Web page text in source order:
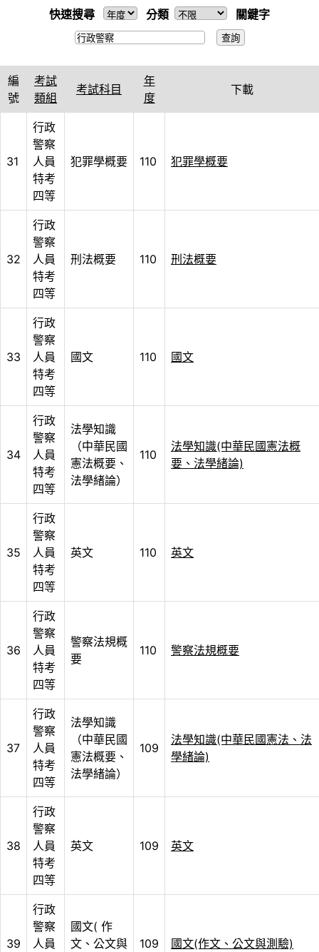
快速搜尋 分類 關鍵字
編
號
考試
類組
考試科目
年
度
下載
31
行政
警察
人員
特考
四等
犯罪學概要 110 犯罪學概要
32
行政
警察
人員
特考
四等
刑法概要 110 刑法概要
33
行政
警察
人員
特考
四等
國文 110 國文
34
行政
警察
人員
特考
四等
法學知識
（中華民國
憲法概要、
法學緒論）
110
法學知識(中華民國憲法概
要、法學緒論)
35
行政
警察
人員
特考
四等
英文 110 英文
36
行政
警察
人員
特考
四等
警察法規概
要
110 警察法規概要
37
行政
警察
人員
特考
四等
法學知識
（中華民國
憲法概要、
法學緒論）
109
法學知識(中華民國憲法、法
學緒論)
38
行政
警察
人員
特考
四等
英文 109 英文
39
行政
警察
人員
國文( 作
文、公文與
109 國文(作文、公文與測驗)